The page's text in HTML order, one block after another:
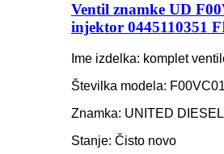
Ventil znamke UD
injektor 0445110351
Ime izdelka: komplet
Številka modela:
Znamka: UNITED DIESEL
Stanje: Čisto novo